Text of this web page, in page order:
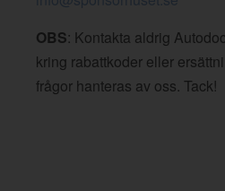
OBS: Kontakta aldrig
kring rabattkoder eller
frågor hanteras av oss. Tack!